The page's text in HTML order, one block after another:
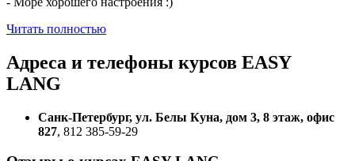
Читать полностью
Адреса и телефоны курсов EASY
LANG
Санк-Петербург, ул. Белы Куна, дом 3, 8 этаж, офис
827, 812 385-59-29